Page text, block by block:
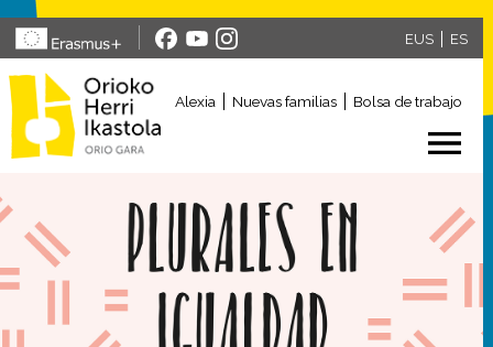
Pasar al contenido principal EUS ES
Alexia Nuevas familias Bolsa de trabajo